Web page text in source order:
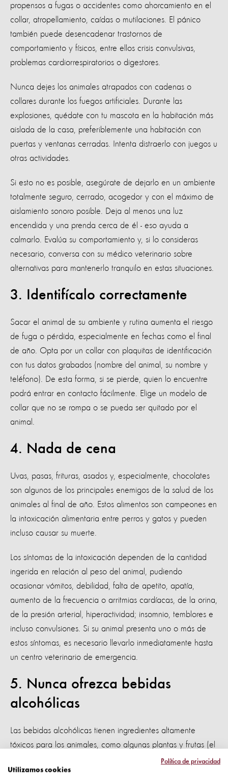
propensos a fugas o accidentes como ahorcamiento en el
collar, atropellamiento, caídas o mutilaciones. El pánico
también puede desencadenar trastornos de
comportamiento y físicos, entre ellos crisis convulsivas,
problemas cardiorrespiratorios o digestores.
Nunca dejes los animales atrapados con cadenas o
collares durante los fuegos artificiales. Durante las
explosiones, quédate con tu mascota en la habitación más
aislada de la casa, preferiblemente una habitación con
puertas y ventanas cerradas. Intenta distraerlo con juegos u
otras actividades.
Si esto no es posible, asegúrate de dejarlo en un ambiente
totalmente seguro, cerrado, acogedor y con el máximo de
aislamiento sonoro posible. Deja al menos una luz
encendida y una prenda cerca de él - eso ayuda a
calmarlo. Evalúa su comportamiento y, si lo consideras
necesario, conversa con su médico veterinario sobre
alternativas para mantenerlo tranquilo en estas situaciones.
3. Identifícalo correctamente
Sacar el animal de su ambiente y rutina aumenta el riesgo
de fuga o pérdida, especialmente en fechas como el final
de año. Opta por un collar con plaquitas de identificación
con tus datos grabados (nombre del animal, su nombre y
teléfono). De esta forma, si se pierde, quien lo encuentre
podrá entrar en contacto fácilmente. Elige un modelo de
collar que no se rompa o se pueda ser quitado por el
animal.
4. Nada de cena
Uvas, pasas, frituras, asados ​​y, especialmente, chocolates
son algunos de los principales enemigos de la salud de los
animales al final de año. Estos alimentos son campeones en
la intoxicación alimentaria entre perros y gatos y pueden
incluso causar su muerte.
Los síntomas de la intoxicación dependen de la cantidad
ingerida en relación al peso del animal, pudiendo
ocasionar vómitos, debilidad, falta de apetito, apatía,
aumento de la frecuencia o arritmias cardíacas, de la orina,
de la presión arterial, hiperactividad; insomnio, temblores e
incluso convulsiones. Si su animal presenta uno o más de
estos síntomas, es necesario llevarlo inmediatamente hasta
un centro veterinario de emergencia.
5. Nunca ofrezca bebidas
alcohólicas
Las bebidas alcohólicas tienen ingredientes altamente
tóxicos para los animales, como algunas plantas y frutas (el
lúpulo, en el caso de la cerveza, y las uvas, en el caso del
vino). El organismo de perros y gatos no soportan bien los
Política de privacidad
Utilizamos cookies